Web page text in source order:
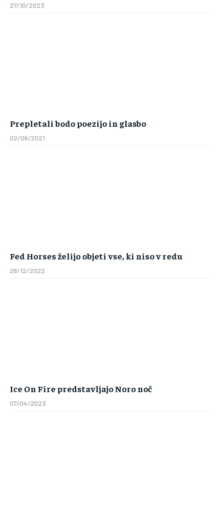
27/10/2023
Prepletali bodo poezijo in glasbo
02/06/2021
Fed Horses želijo objeti vse, ki niso v redu
26/12/2022
Ice On Fire predstavljajo Noro noč
07/04/2023